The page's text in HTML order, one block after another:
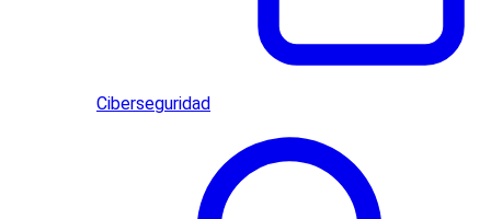
Ciberseguridad